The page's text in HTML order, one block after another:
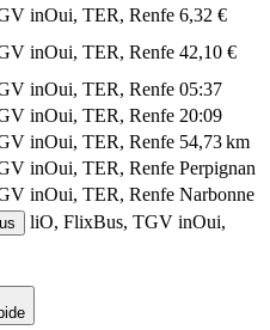
inOui, TER, Renfe 6,32 €
inOui, TER, Renfe 42,10 €
inOui, TER, Renfe 05:37
inOui, TER, Renfe 20:09
inOui, TER, Renfe 54,73 km
inOui, TER, Renfe Perpignan
inOui, TER, Renfe Narbonne
liO, FlixBus, TGV inOui,
Narbonne